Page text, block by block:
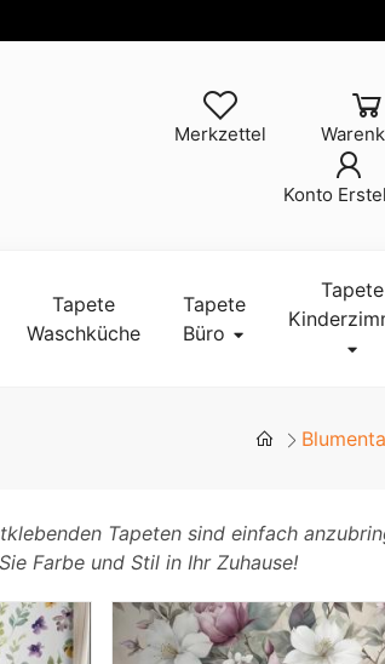
Merkzettel
Konto
Tapete
Waschküche
Tapete
Büro
Tapete
Tapeten sind einfach
Farbe und Stil in Ihr Zuhause!